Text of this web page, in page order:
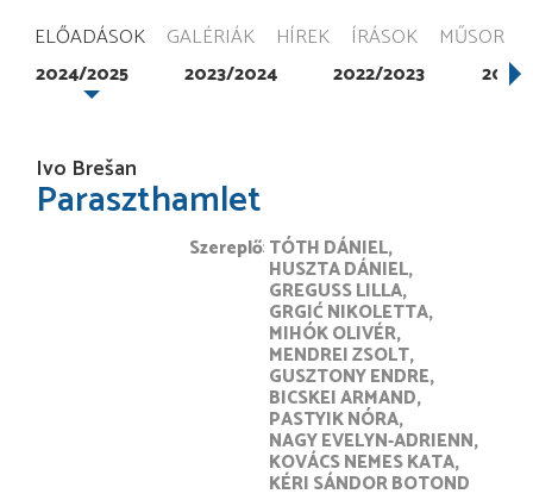
ELŐADÁSOK GALÉRIÁK HÍREK ÍRÁSOK MŰSOR
2024/2025 2023/2024 2022/2023
Ivo Brešan
Paraszthamlet
Szereplő TÓTH DÁNIEL
HUSZTA DÁNIEL
GREGUSS LILLA
GRGIĆ NIKOLETTA
MIHÓK OLIVÉR
MENDREI ZSOLT
GUSZTONY ENDRE
BICSKEI ARMAND
PASTYIK NÓRA
NAGY EVELYN-ADRIENN
KOVÁCS NEMES KATA
KÉRI SÁNDOR BOTOND